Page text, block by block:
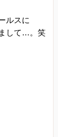
えで必
と思わ
い合わ
ルスに
して…。笑